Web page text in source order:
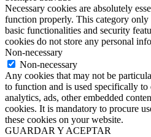
Necessary cookies are absolutely
function properly. This category only
basic functionalities and security
cookies do not store any personal
Non-necessary
Non-necessary
Any cookies that may not be
to function and is used specifically to
analytics, ads, other embedded
cookies. It is mandatory to procure
these cookies on your website.
GUARDAR Y ACEPTAR